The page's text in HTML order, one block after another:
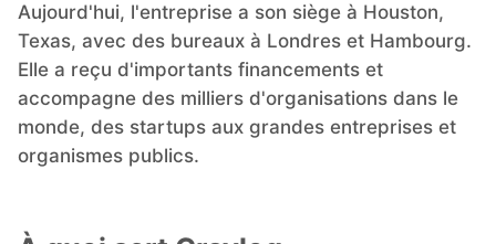
OpenSearch
PHP
Aujourd'hui, l'entreprise a son siège à Houston,
Texas, avec des bureaux à Londres et Hambourg.
Elle a reçu d'importants financements et
accompagne des milliers d'organisations dans le
monde, des startups aux grandes entreprises et
organismes publics.